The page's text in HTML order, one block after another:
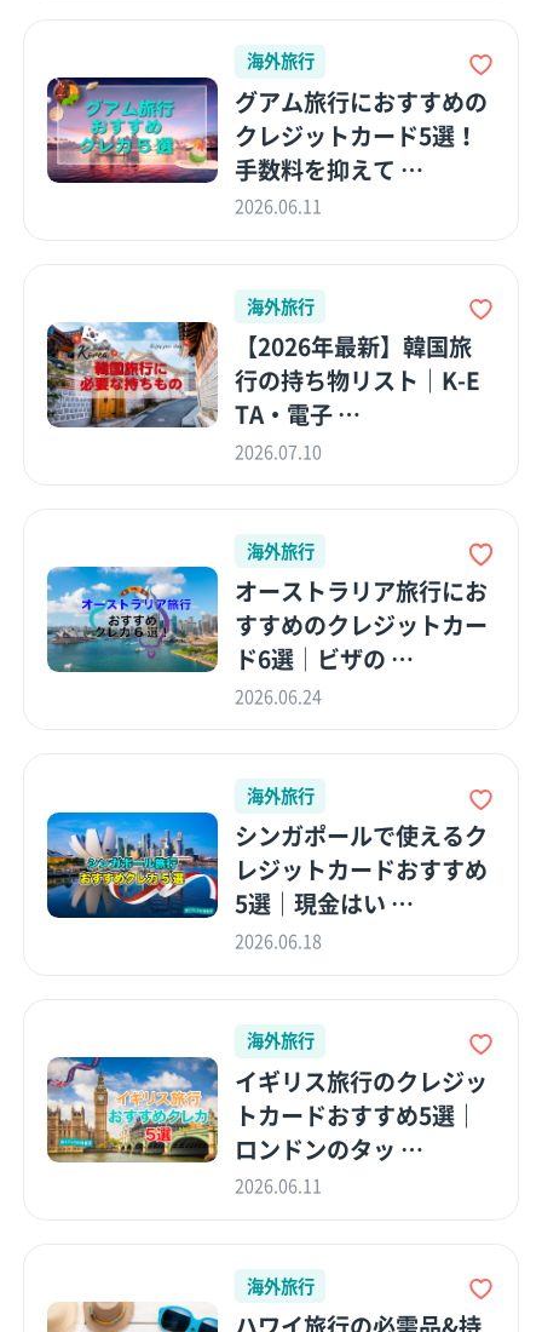
海外旅行
グアム旅行におすすめの
クレジットカード5選！
手数料を抑えて …
2026.06.11
海外旅行
【2026年最新】韓国旅
行の持ち物リスト｜K-E
TA・電子 …
2026.07.10
海外旅行
オーストラリア旅行にお
すすめのクレジットカー
ド6選│ビザの …
2026.06.24
海外旅行
シンガポールで使えるク
レジットカードおすすめ
5選｜現金はい …
2026.06.18
海外旅行
イギリス旅行のクレジッ
トカードおすすめ5選｜
ロンドンのタッ …
2026.06.11
海外旅行